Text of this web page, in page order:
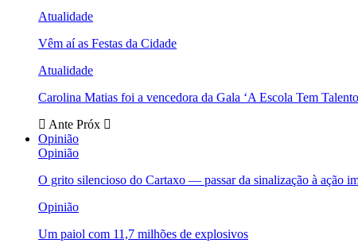
Atualidade
Vêm aí as Festas da Cidade
Atualidade
Carolina Matias foi a vencedora da Gala ‘A Escola Tem
Ante Próx
Opinião
Opinião
O grito silencioso do Cartaxo — passar da sinalização à ação
Opinião
Um paiol com 11,7 milhões de explosivos